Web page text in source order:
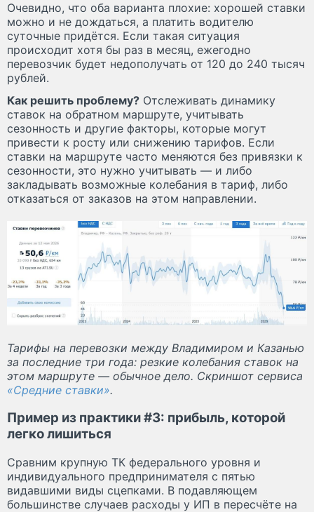
Очевидно, что оба варианта плохие: хорошей ставки
можно и не дождаться, а платить водителю
суточные придётся. Если такая ситуация
происходит хотя бы раз в месяц, ежегодно
перевозчик будет недополучать от 120 до 240 тысяч
рублей.
Как решить проблему? Отслеживать динамику
ставок на обратном маршруте, учитывать
сезонность и другие факторы, которые могут
привести к росту или снижению тарифов. Если
ставки на маршруте часто меняются без привязки к
сезонности, это нужно учитывать — и либо
закладывать возможные колебания в тариф, либо
отказаться от заказов на этом направлении.
Тарифы на перевозки между Владимиром и Казанью
за последние три года: резкие колебания ставок на
этом маршруте — обычное дело. Скриншот сервиса
«Средние ставки».
Пример из практики #3: прибыль, которой
легко лишиться
Сравним крупную ТК федерального уровня и
индивидуального предпринимателя с пятью
видавшими виды сцепками. В подавляющем
большинстве случаев расходы у ИП в пересчёте на